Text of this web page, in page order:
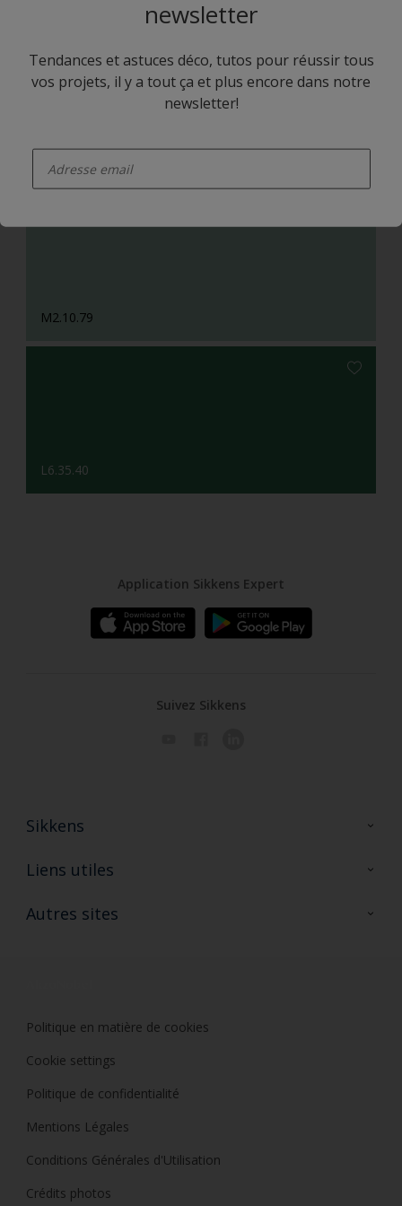
L8.09.61
M2.10.79
L6.35.40
newsletter
Tendances et astuces déco, tutos pour réussir tous
vos projets, il y a tout ça et plus encore dans notre
newsletter!
Application Sikkens Expert
Suivez Sikkens
Sikkens
A propos de Sikkens
Liens utiles
Ouvrir un magasin PASS
Autres sites
Politique en matière de cookies
Cookie settings
Politique de confidentialité
Mentions Légales
Conditions Générales d'Utilisation
Crédits photos